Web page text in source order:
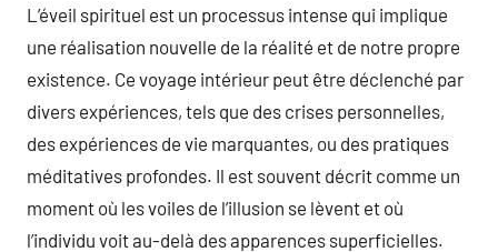
L’éveil spirituel est un processus intense qui implique
une réalisation nouvelle de la réalité et de notre propre
existence. Ce voyage intérieur peut être déclenché par
divers expériences, tels que des crises personnelles,
des expériences de vie marquantes, ou des pratiques
méditatives profondes. Il est souvent décrit comme un
moment où les voiles de l’illusion se lèvent et où
l’individu voit au-delà des apparences superficielles.